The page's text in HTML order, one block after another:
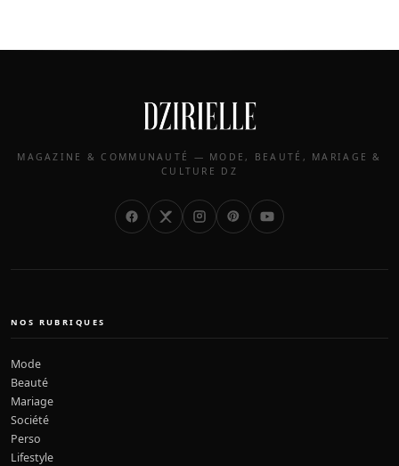
MAGAZINE & COMMUNAUTÉ — MODE, BEAUTÉ, MARIAGE &
CULTURE DZ
NOS RUBRIQUES
Mode
Beauté
Mariage
Société
Perso
Lifestyle